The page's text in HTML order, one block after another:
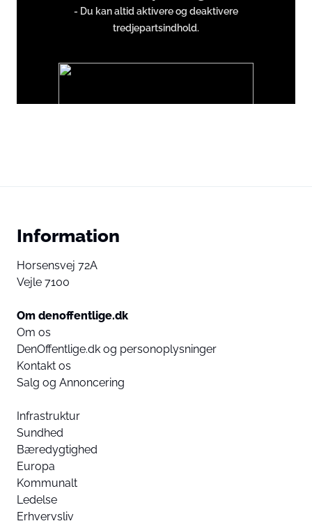
- Du kan altid aktivere og deaktivere
tredjepartsindhold.
Information
Horsensvej 72A
Vejle 7100
Om denoffentlige.dk
Om os
DenOffentlige.dk og personoplysninger
Kontakt os
Salg og Annoncering
Infrastruktur
Sundhed
Bæredygtighed
Europa
Kommunalt
Ledelse
Erhvervsliv